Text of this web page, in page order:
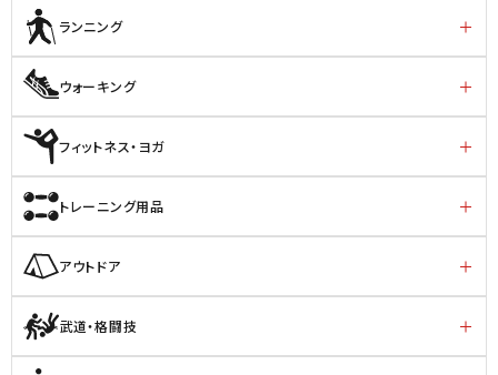
ランニング
ウォーキング
フィットネス・ヨガ
トレーニング用品
アウトドア
武道・格闘技